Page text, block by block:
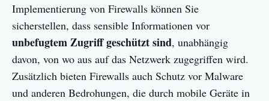
Implementierung von Firewalls können Sie
sicherstellen, dass sensible Informationen vor
unbefugtem Zugriff geschützt sind, unabhängig
davon, von wo aus auf das Netzwerk zugegriffen wird.
Zusätzlich bieten Firewalls auch Schutz vor Malware
und anderen Bedrohungen, die durch mobile Geräte in